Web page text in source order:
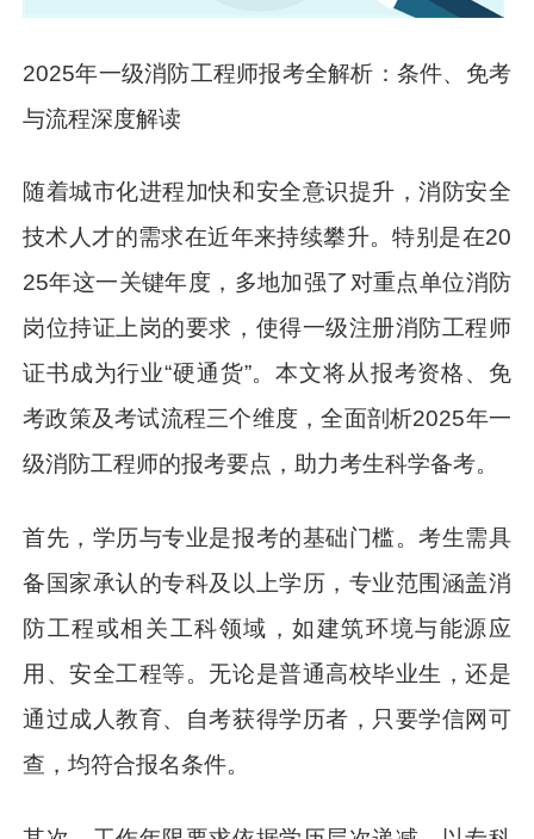
2025年一级消防工程师报考全解析：条件、免考
与流程深度解读
随着城市化进程加快和安全意识提升，消防安全
技术人才的需求在近年来持续攀升。特别是在20
25年这一关键年度，多地加强了对重点单位消防
岗位持证上岗的要求，使得一级注册消防工程师
证书成为行业“硬通货”。本文将从报考资格、免
考政策及考试流程三个维度，全面剖析2025年一
级消防工程师的报考要点，助力考生科学备考。
首先，学历与专业是报考的基础门槛。考生需具
备国家承认的专科及以上学历，专业范围涵盖消
防工程或相关工科领域，如建筑环境与能源应
用、安全工程等。无论是普通高校毕业生，还是
通过成人教育、自考获得学历者，只要学信网可
查，均符合报名条件。